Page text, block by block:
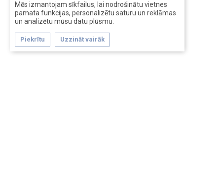
Mēs izmantojam sīkfailus, lai nodrošinātu vietnes
pamata funkcijas, personalizētu saturu un reklāmas
un analizētu mūsu datu plūsmu.
Piekrītu Uzzināt vairāk